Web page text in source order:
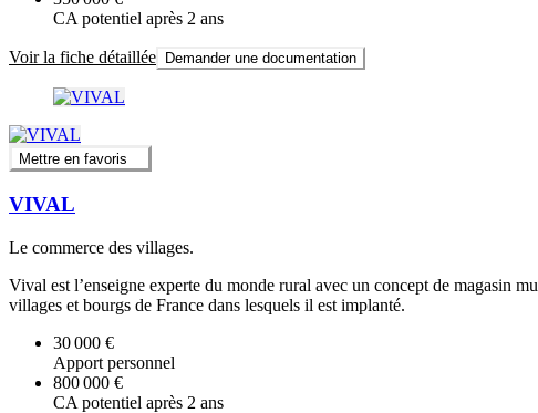
CA potentiel après 2 ans
Voir la fiche détaillée Demander une documentation
Mettre en favoris
VIVAL
Le commerce des villages.
Vival est l’enseigne experte du monde rural avec un concept de magasin
villages et bourgs de France dans lesquels il est implanté.
30 000 €
Apport personnel
800 000 €
CA potentiel après 2 ans